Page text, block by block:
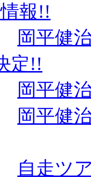
報!!
岡平健
定!!
岡平健
岡平健
自走ツ